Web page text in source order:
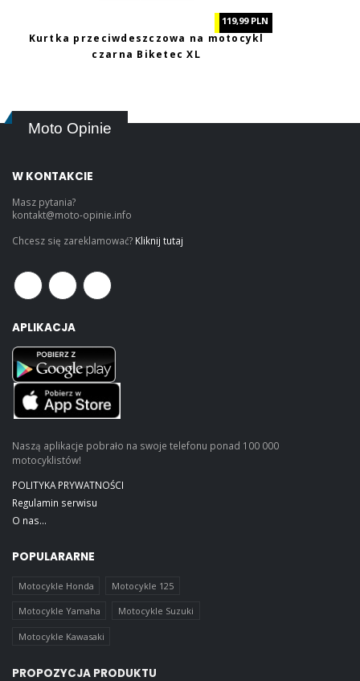
119,99 PLN
Kurtka przeciwdeszczowa na motocykl
czarna Biketec XL
Moto Opinie
W KONTAKCIE
Masz pytania?
kontakt@moto-opinie.info
Chcesz się zareklamować? Kliknij tutaj
APLIKACJA
Naszą aplikacje pobrało na swoje telefonu ponad 100 000
motocyklistów!
POLITYKA PRYWATNOŚCI
Regulamin serwisu
O nas...
POPULARARNE
Motocykle Honda Motocykle 125
Motocykle Yamaha Motocykle Suzuki
Motocykle Kawasaki
PROPOZYCJA PRODUKTU